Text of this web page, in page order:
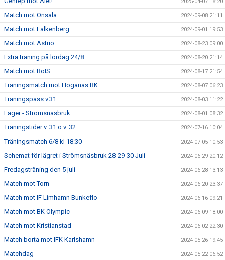
Match mot Onsala 2024-09-08 21:11
Match mot Falkenberg 2024-09-01 19:53
Match mot Astrio 2024-08-23 09:00
Extra träning på lördag 24/8 2024-08-20 21:14
Match mot BoIS 2024-08-17 21:54
Träningsmatch mot Höganäs BK 2024-08-07 06:23
Träningspass v.31 2024-08-03 11:22
Läger - Strömsnäsbruk 2024-08-01 08:32
Träningstider v. 31 o v. 32 2024-07-16 10:04
Träningsmatch 6/8 kl 18:30 2024-07-05 10:53
Schemat för lägret i Strömsnäsbruk 28-29-30 Juli 2024-06-29 20:12
Fredagsträning den 5 juli 2024-06-28 13:13
Match mot Torn 2024-06-20 23:37
Match mot IF Limhamn Bunkeflo 2024-06-16 09:21
Match mot BK Olympic 2024-06-09 18:00
Match mot Kristianstad 2024-06-02 22:30
Match borta mot IFK Karlshamn 2024-05-26 19:45
Matchdag 2024-05-22 06:52